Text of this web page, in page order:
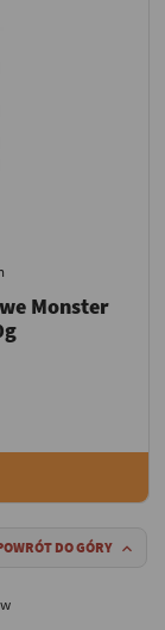
Monster
DO GÓRY 